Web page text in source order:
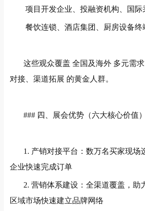
项目开发企业、投融资机构、国际
餐饮连锁、酒店集团、厨房设备终
这些观众覆盖 全国及海外 多元需
对接、渠道拓展 的黄金人群。
### 四、展会优势（六大核心价值）
1. 产销对接平台：数万名买家现场
企业快速完成订单
2. 营销体系建设：全渠道覆盖，助
区域市场快速建立品牌网络